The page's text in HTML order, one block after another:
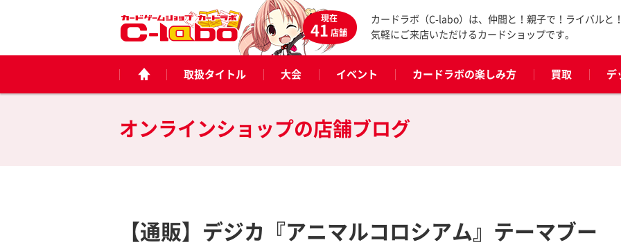
現在
41店舗
カードラボ（C-labo）は、仲間と！親子で！ライバルと
気軽にご来店いただけるカードショップです。
取扱タイトル 大会 イベント カードラボの楽しみ方 買取 デ
オンラインショップの店舗ブログ
【通販】デジカ『アニマルコロシアム』テーマブー